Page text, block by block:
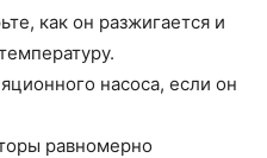
как он разжигается и
насоса, если он
равномерно